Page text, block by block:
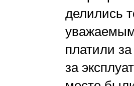
делились
платили
за